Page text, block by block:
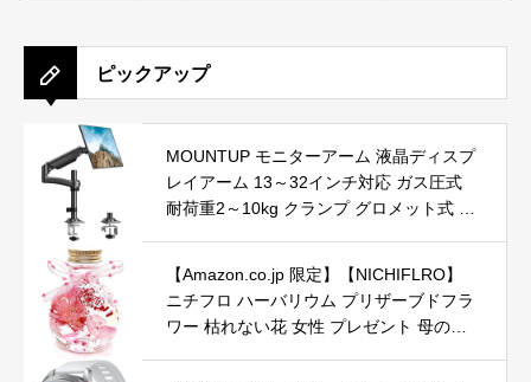
ピックアップ
MOUNTUP モニターアーム 液晶ディスプ
レイアーム 13～32インチ対応 ガス圧式
耐荷重2～10kg クランプ グロメット式 VE
【Amazon.co.jp 限定】【NICHIFLRO】
ニチフロ ハーバリウム プリザーブドフラ
ワー 枯れない花 女性 プレゼント 母の日